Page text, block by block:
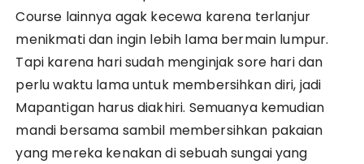
Course lainnya agak kecewa karena terlanjur
menikmati dan ingin lebih lama bermain lumpur.
Tapi karena hari sudah menginjak sore hari dan
perlu waktu lama untuk membersihkan diri, jadi
Mapantigan harus diakhiri. Semuanya kemudian
mandi bersama sambil membersihkan pakaian
yang mereka kenakan di sebuah sungai yang